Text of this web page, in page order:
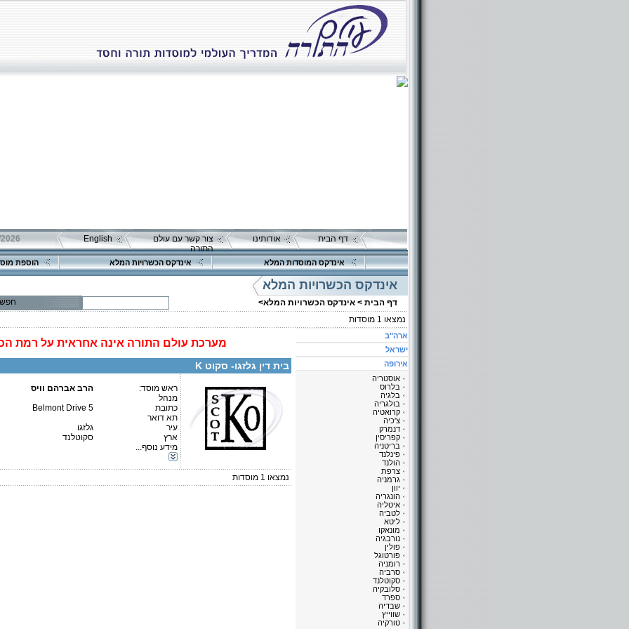
דף הבית אודותינו
צור קשר עם עולם
התורה
English
אינדקס המוסדות המלא אינדקס הכשרויות המלא הוספת
אינדקס הכשרויות המלא
דף הבית > אינדקס הכשרויות המלא>
חפש
נמצאו 1 מוסדות
מערכת עולם התורה אינה אחראית על רמת
בית דין גלזגו- סקוט K
ראש מוסד:
הרב אברהם וויס
מנהל
כתובת
5 Belmont Drive
תא דואר
עיר
גלזגו
ארץ
סקוטלנד
מידע נוסף...
טלפון 1:
טלפון 2:
איש קשר:
קטגוריות:
נמצאו 1 מוסדות
ארה"ב
ישראל
אירופה
אוסטריה
בלרוס
בלגיה
בולגריה
קרואטיה
צ'כיה
דנמרק
קפריסין
בריטניה
פינלנד
הולנד
צרפת
גרמניה
יוון
הונגריה
איטליה
לטביה
ליטא
מונאקו
נורבגיה
פולין
פורטוגל
רומניה
סרביה
סקוטלנד
סלובקיה
ספרד
שבדיה
שווייץ
טורקיה